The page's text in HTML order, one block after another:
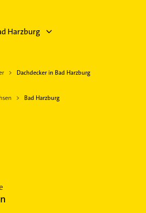
Harzburg
Dachdecker in Bad Harzburg
Bad Harzburg